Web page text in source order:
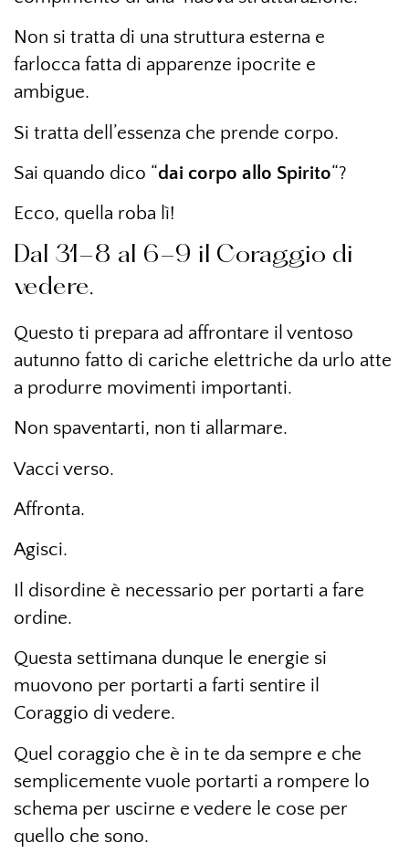
Non si tratta di una struttura esterna e
farlocca fatta di apparenze ipocrite e
ambigue.
Si tratta dell’essenza che prende corpo.
Sai quando dico “dai corpo allo Spirito“?
Ecco, quella roba lì!
Dal 31-8 al 6-9 il Coraggio di
vedere.
Questo ti prepara ad affrontare il ventoso
autunno fatto di cariche elettriche da urlo atte
a produrre movimenti importanti.
Non spaventarti, non ti allarmare.
Vacci verso.
Affronta.
Agisci.
Il disordine è necessario per portarti a fare
ordine.
Questa settimana dunque le energie si
muovono per portarti a farti sentire il
Coraggio di vedere.
Quel coraggio che è in te da sempre e che
semplicemente vuole portarti a rompere lo
schema per uscirne e vedere le cose per
quello che sono.